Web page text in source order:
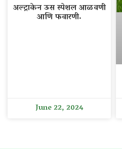
अल्ट्राकेन ऊस स्पेशल आळवणी
आणि फवारणी.
June 22, 2024